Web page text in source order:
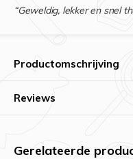
“Geweldig, lekker en snel
Productomschrijving
Reviews
Gerelateerde